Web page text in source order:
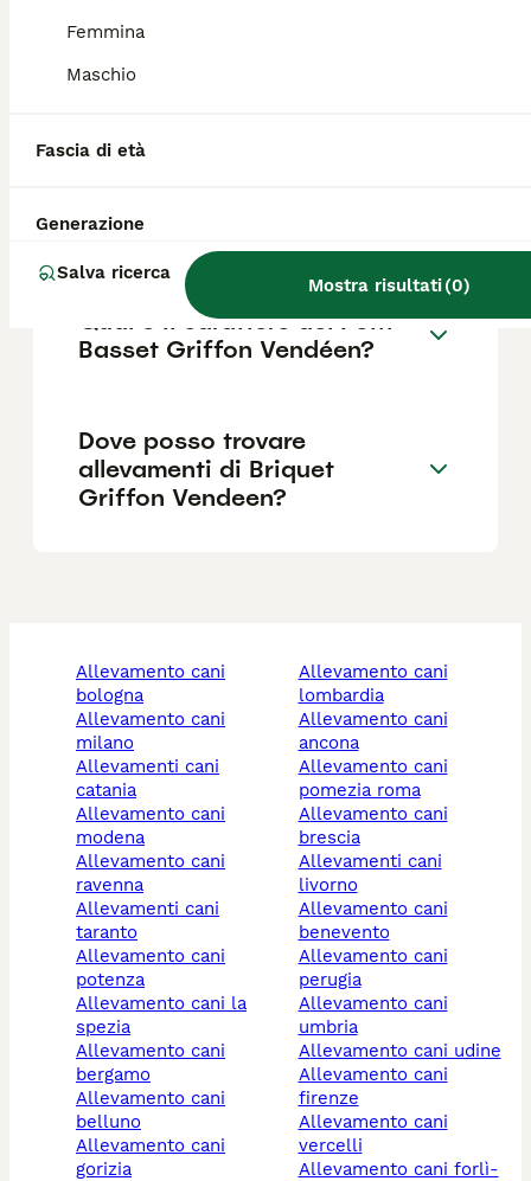
Femmina
Maschio
Fascia di età
Generazione
Salva ricerca
Mostra risultati(0)
piatto, tipica delle razze brachicefale.
Griffon Vendeen?
Qual è il carattere del Petit
Basset Griffon Vendéen?
Dove posso trovare
allevamenti di Briquet
Griffon Vendeen?
allevamento cani
bologna
allevamento cani
milano
allevamenti cani
catania
allevamento cani
modena
allevamento cani
ravenna
allevamenti cani
taranto
allevamento cani
potenza
allevamento cani la
spezia
allevamento cani
bergamo
allevamento cani
belluno
allevamento cani
gorizia
allevamento cani
lombardia
allevamento cani
ancona
allevamento cani
pomezia roma
allevamento cani
brescia
allevamenti cani
livorno
allevamento cani
benevento
allevamento cani
perugia
allevamento cani
umbria
allevamento cani udine
allevamento cani
firenze
allevamento cani
vercelli
allevamento cani forlì-